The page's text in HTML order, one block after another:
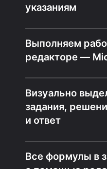
указаниям
Выполняем
редакторе —
Визуально
задания,
и ответ
Все формулы в